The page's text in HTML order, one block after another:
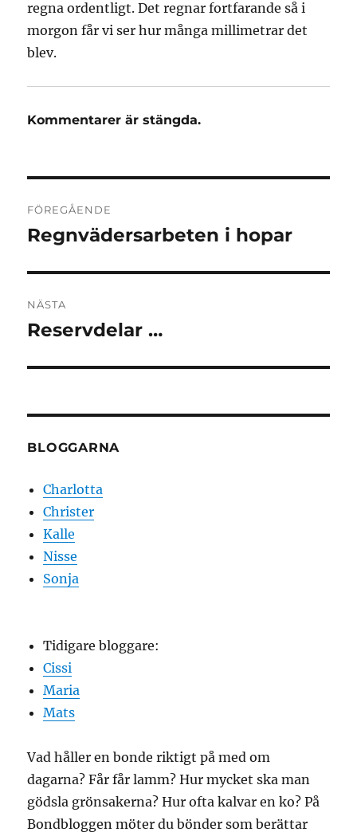
regna ordentligt. Det regnar fortfarande så i
morgon får vi ser hur många millimetrar det
blev.
Kommentarer är stängda.
FÖREGÅENDE
Föregående
Regnvädersarbeten i hopar
NÄSTA
Nästa
Reservdelar …
BLOGGARNA
Charlotta
Christer
Kalle
Nisse
Sonja
Tidigare bloggare:
Cissi
Maria
Mats
Vad håller en bonde riktigt på med om
dagarna? Får får lamm? Hur mycket ska man
gödsla grönsakerna? Hur ofta kalvar en ko? På
Bondbloggen möter du bönder som berättar